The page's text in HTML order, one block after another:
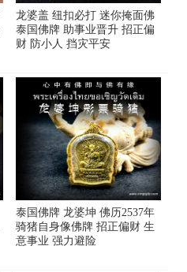
龙婆盖 纽扣必打 迷你掩面佛
泰国佛牌 助事业晋升 招正偏
财 防小人 挡灾平安
泰国佛牌 龙婆坤 佛历2537年
骑猪自身像佛牌 招正偏财 生
意事业 强力避险